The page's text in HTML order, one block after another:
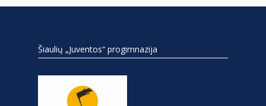
Šiaulių „Juventos“ progimnazija